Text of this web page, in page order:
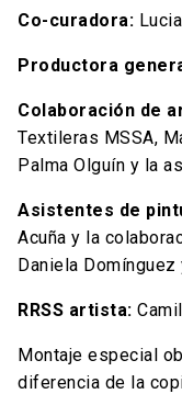
Co-curadora:
Productora
Colaboración de
Textileras MSSA,
Palma Olguín y la
Asistentes de
Acuña y la
Daniela
RRSS artista:
Montaje especial
diferencia de la